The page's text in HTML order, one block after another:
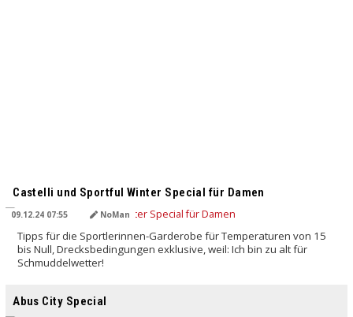
Castelli und Sportful Winter Special für Damen
09.12.24 07:55 NoMan
Tipps für die Sportlerinnen-Garderobe für Temperaturen von 15
bis Null, Drecksbedingungen exklusive, weil: Ich bin zu alt für
Schmuddelwetter!
Abus City Special